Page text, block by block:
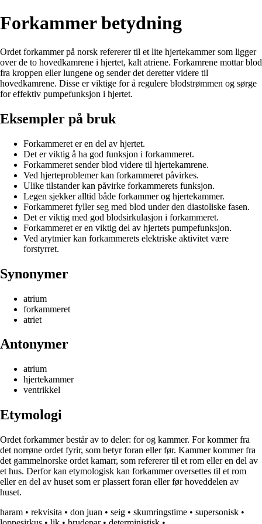
Forkammer betydning
Ordet forkammer på norsk refererer til et lite hjertekammer som ligger
over de to hovedkamrene i hjertet, kalt atriene. Forkamrene mottar blod
fra kroppen eller lungene og sender det deretter videre til
hovedkamrene. Disse er viktige for å regulere blodstrømmen og sørge
for effektiv pumpefunksjon i hjertet.
Eksempler på bruk
Forkammeret er en del av hjertet.
Det er viktig å ha god funksjon i forkammeret.
Forkammeret sender blod videre til hjertekamrene.
Ved hjerteproblemer kan forkammeret påvirkes.
Ulike tilstander kan påvirke forkammerets funksjon.
Legen sjekker alltid både forkammer og hjertekammer.
Forkammeret fyller seg med blod under den diastoliske fasen.
Det er viktig med god blodsirkulasjon i forkammeret.
Forkammeret er en viktig del av hjertets pumpefunksjon.
Ved arytmier kan forkammerets elektriske aktivitet være
forstyrret.
Synonymer
atrium
forkammeret
atriet
Antonymer
atrium
hjertekammer
ventrikkel
Etymologi
Ordet forkammer består av to deler: for og kammer. For kommer fra
det norrøne ordet fyrir, som betyr foran eller før. Kammer kommer fra
det gammelnorske ordet kamarr, som refererer til et rom eller en del av
et hus. Derfor kan etymologisk kan forkammer oversettes til et rom
eller en del av huset som er plassert foran eller før hoveddelen av
huset.
haram • rekvisita • don juan • seig • skumringstime • supersonisk •